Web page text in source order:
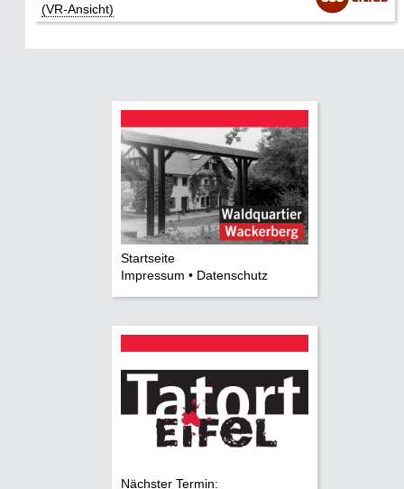
(VR-Ansicht)
Startseite
Impressum • Datenschutz
Nächster Termin: